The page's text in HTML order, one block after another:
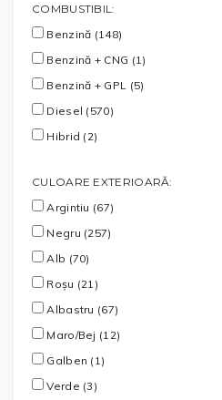
COMBUSTIBIL:
Benzină (148)
Benzină + CNG (1)
Benzină + GPL (5)
Diesel (570)
Hibrid (2)
CULOARE EXTERIOARĂ:
Argintiu (67)
Negru (257)
Alb (70)
Roșu (21)
Albastru (67)
Maro/Bej (12)
Galben (1)
Verde (3)